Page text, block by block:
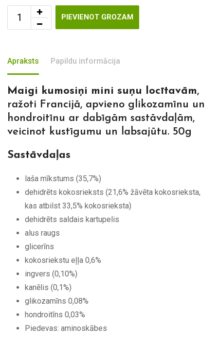
PIEVIENOT GROZAM
Apraksts Papildu informācija
Maigi kumosiņi mini suņu locītavām,
ražoti Francijā, apvieno glikozamīnu un
hondroitīnu ar dabīgām sastāvdaļām,
veicinot kustīgumu un labsajūtu. 50g
Sastāvdaļas
laša mīkstums (35,7%)
dehidrēts kokosrieksts (21,6% žāvēta kokosrieksta,
kas atbilst 33,5% kokosrieksta)
dehidrēts saldais kartupelis
alus raugs
glicerīns
kokosriekstu eļļa 0,6%
ingvers (0,10%)
kanēlis (0,1%)
glikozamīns 0,08%
hondroitīns 0,03%
Piedevas: aminoskābes